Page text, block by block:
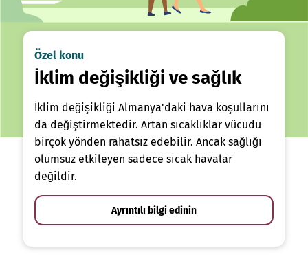
Özel konu
İklim değişikliği ve sağlık
İklim değişikliği Almanya'daki hava koşullarını
da değiştirmektedir. Artan sıcaklıklar vücudu
birçok yönden rahatsız edebilir. Ancak sağlığı
olumsuz etkileyen sadece sıcak havalar
değildir.
Ayrıntılı bilgi edinin